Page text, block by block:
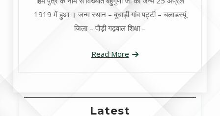
1919 में हुआ । जन्म स्थान – बुधाड़ी गांव पट्टी – चलाडस्यूं
जिला – पौड़ी गढ़वाल शिक्षा –
Read More
Latest